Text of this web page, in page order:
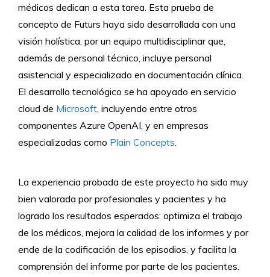
médicos dedican a esta tarea. Esta prueba de
concepto de Futurs haya sido desarrollada con una
visión holística, por un equipo multidisciplinar que,
además de personal técnico, incluye personal
asistencial y especializado en documentación clínica.
El desarrollo tecnológico se ha apoyado en servicio
cloud de Microsoft , incluyendo entre otros
componentes Azure OpenAI, y en empresas
especializadas como Plain Concepts
La experiencia probada de este proyecto ha sido muy
bien valorada por profesionales y pacientes y ha
logrado los resultados esperados: optimiza el trabajo
de los médicos, mejora la calidad de los informes y por
ende de la codificación de los episodios, y facilita la
comprensión del informe por parte de los pacientes.